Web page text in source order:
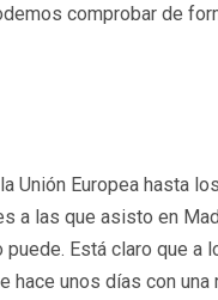
comprobar de
Europea hasta
a las que asisto en
Está claro que
hace unos días con